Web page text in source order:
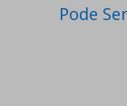
Pode